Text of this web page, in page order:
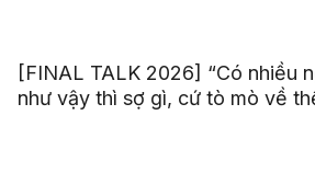
[FINAL TALK 2026] “Có nhiều
như vậy thì sợ gì, cứ tò mò về